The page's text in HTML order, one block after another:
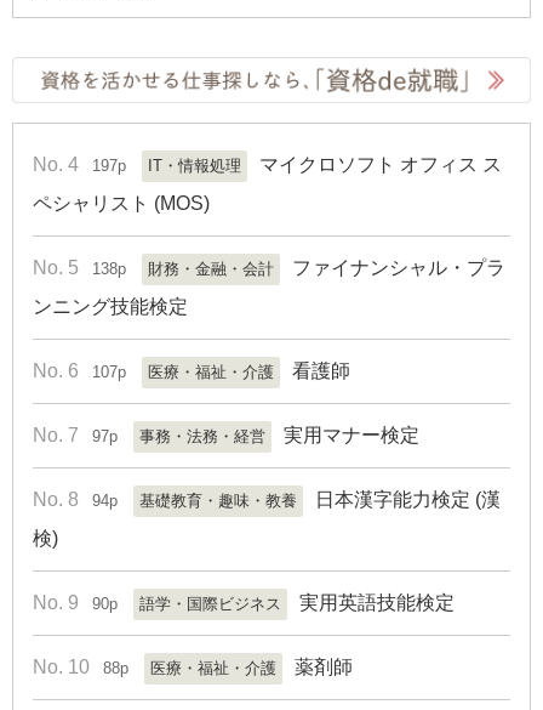
No. 4 197p IT・情報処理
マイクロソフト オフィス ス
ペシャリスト (MOS)
No. 5 138p 財務・金融・会計
ファイナンシャル・プラ
ンニング技能検定
No. 6 107p 医療・福祉・介護 看護師
No. 7 97p 事務・法務・経営 実用マナー検定
No. 8 94p 基礎教育・趣味・教養
日本漢字能力検定 (漢
検)
No. 9 90p 語学・国際ビジネス 実用英語技能検定
No. 10 88p 医療・福祉・介護 薬剤師